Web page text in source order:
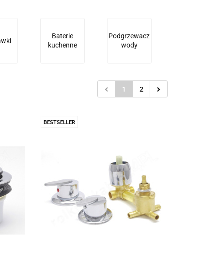
Baterie
kuchenne
Podgrzewacz
wody
1 2
BESTSELLER